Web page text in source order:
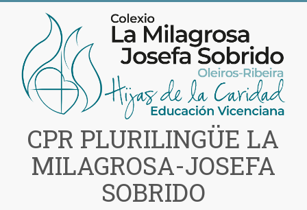
contenido
CPR PLURILINGÜE LA
MILAGROSA-JOSEFA
SOBRIDO